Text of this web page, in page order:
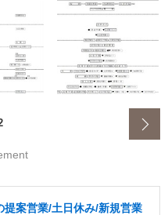
案営業/土日休み/新規営業